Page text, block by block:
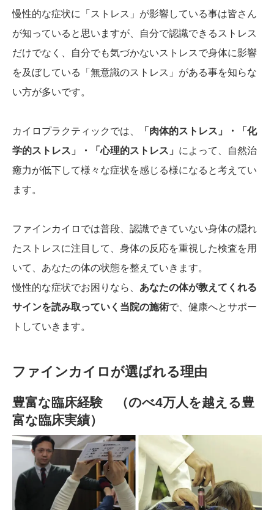
慢性的な症状に「ストレス」が影響している事は皆さん
が知っていると思いますが、自分で認識できるストレス
だけでなく、自分でも気づかないストレスで身体に影響
を及ぼしている「無意識のストレス」がある事を知らな
い方が多いです。
カイロプラクティックでは、
「肉体的ストレス」・「化
学的ストレス」・「心理的ストレス」 によって、自然治
癒力が低下して様々な症状を感じる様になると考えてい
ます。
ファインカイロでは普段、認識できていない身体の隠れ
たストレスに注目して、身体の反応を重視した検査を用
いて、あなたの体の状態を整えていきます。
慢性的な症状でお困りなら、 あなたの体が教えてくれる
サインを読み取っていく当院の施術で、健康へとサポー
トしていきます。
ファインカイロが選ばれる理由
豊富な臨床経験 （のべ4万人を越える豊
富な臨床実績）